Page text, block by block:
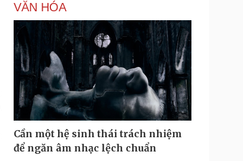
VĂN HÓA
Cần một hệ sinh thái trách nhiệm
để ngăn âm nhạc lệch chuẩn